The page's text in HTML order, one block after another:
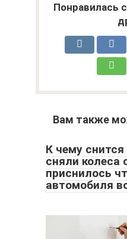
Понравилась
Вам также
К чему
сняли колеса
приснилось
автомобиля